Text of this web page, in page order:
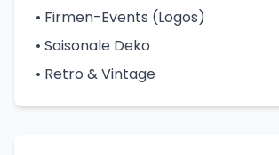
• Firmen-Events (Logos)
• Saisonale Deko
• Retro & Vintage